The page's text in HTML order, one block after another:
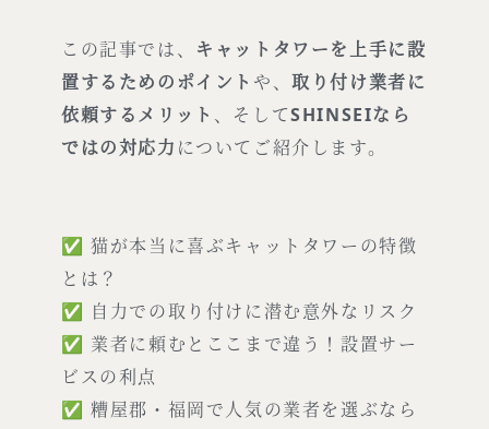
この記事では、 キャットタワーを上手に設
置するためのポイント や、取り付け業者に
依頼するメリット 、そしてSHINSEIなら
ではの対応力 についてご紹介します。
✅ 猫が本当に喜ぶキャットタワーの特徴
とは？
✅ 自力での取り付けに潜む意外なリスク
✅ 業者に頼むとここまで違う！設置サー
ビスの利点
✅ 糟屋郡・福岡で人気の業者を選ぶなら